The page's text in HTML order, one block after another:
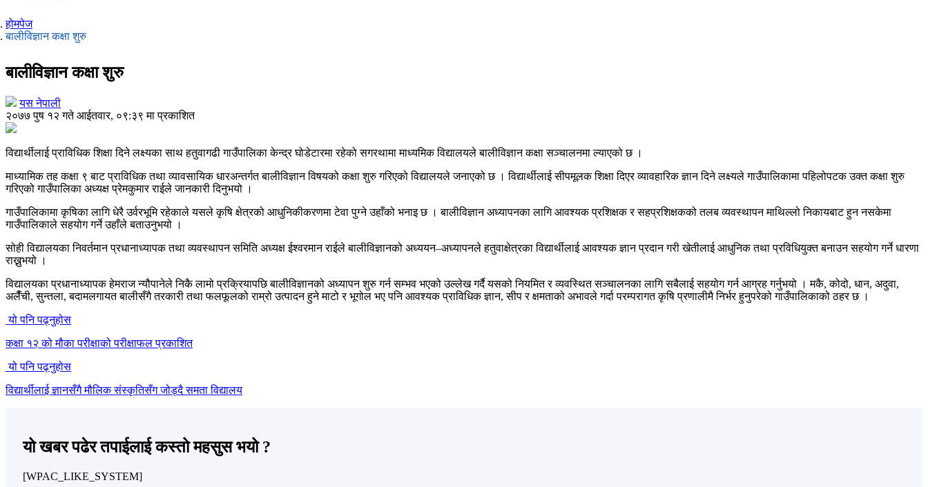
होमपेज
बालीविज्ञान कक्षा शुरु
बालीविज्ञान कक्षा शुरु
यस नेपाली
२०७७ पुष १२ गते आईतवार, ०९:३९ मा प्रकाशित
विद्यार्थीलाई प्राविधिक शिक्षा दिने लक्ष्यका साथ हतुवागढी गाउँपालिका केन्द्र घोडेटारमा रहेको सगरथामा माध्यमिक विद्यालयले बालीविज्ञान कक्षा सञ्चालनमा ल्याएको छ ।
माध्यामिक तह कक्षा ९ बाट प्राविधिक तथा व्यावसायिक धारअन्तर्गत बालीविज्ञान विषयको कक्षा शुरु गरिएको विद्यालयले जनाएको छ । विद्यार्थीलाई सीपमूलक शिक्षा दिएर व्यावहारिक ज्ञान दिने लक्ष्यले गाउँपालिकामा पहिलोपटक उक्त कक्षा शुरु
गरिएको गाउँपालिका अध्यक्ष प्रेमकुमार राईले जानकारी दिनुभयो ।
गाउँपालिकामा कृषिका लागि धेरै उर्वरभूमि रहेकाले यसले कृषि क्षेत्रको आधुनिकीकरणमा टेवा पुग्ने उहाँको भनाइ छ । बालीविज्ञान अध्यापनका लागि आवश्यक प्रशिक्षक र सहप्रशिक्षकको तलब व्यवस्थापन माथिल्लो निकायबाट हुन नसकेमा
गाउँपालिकाले सहयोग गर्ने उहाँले बताउनुभयो ।
सोही विद्यालयका निवर्तमान प्रधानाध्यापक तथा व्यवस्थापन समिति अध्यक्ष ईश्वरमान राईले बालीविज्ञानको अध्ययन–अध्यापनले हतुवाक्षेत्रका विद्यार्थीलाई आवश्यक ज्ञान प्रदान गरी खेतीलाई आधुनिक तथा प्रविधियुक्त बनाउन सहयोग गर्ने धारणा
राख्नुभयो ।
विद्यालयका प्रधानाध्यापक हेमराज न्यौपानेले निकै लामो प्रक्रियापछि बालीविज्ञानको अध्यापन शुरु गर्न सम्भव भएको उल्लेख गर्दै यसको नियमित र व्यवस्थित सञ्चालनका लागि सबैलाई सहयोग गर्न आग्रह गर्नुभयो । मकै, कोदो, धान, अदुवा,
अलैँची, सुन्तला, बदामलगायत बालीसँगै तरकारी तथा फलफूलको राम्रो उत्पादन हुने माटो र भूगोल भए पनि आवश्यक प्राविधिक ज्ञान, सीप र क्षमताको अभावले गर्दा परम्परागत कृषि प्रणालीमै निर्भर हुनुपरेको गाउँपालिकाको ठहर छ ।
यो पनि पढ्नुहोस
कक्षा १२ को मौका परीक्षाको परीक्षाफल प्रकाशित
यो पनि पढ्नुहोस
विद्यार्थीलाई ज्ञानसँगै मौलिक संस्कृतिसँग जोड्दै समता विद्यालय
यो खबर पढेर तपाईलाई कस्तो महसुस भयो ?
[WPAC_LIKE_SYSTEM]